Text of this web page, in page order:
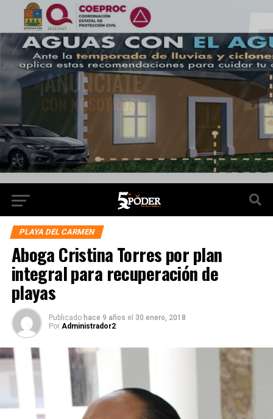
PLAYA DEL CARMEN
Aboga Cristina Torres por plan
integral para recuperación de
playas
Publicado hace 9 años el 30 enero, 2018
Por Administrador2